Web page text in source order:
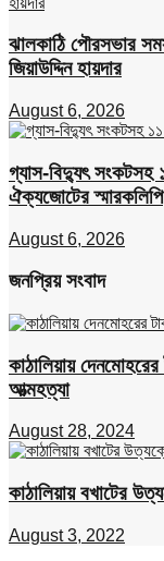
ঝালকাঠি পৌরসভার
জিয়াউদ্দিন হায়দার
August 6, 2026
গ্যাস-বিদ্যুৎ সংকটসহ
ঐক্যজোটের স্মারকলিপি
August 6, 2026
জনপ্রিয় সংবাদ
কাঠালিয়ায়
আত্মহত্যা
August 28, 2024
কাঠালিয়ায় বখাটের
August 3, 2022